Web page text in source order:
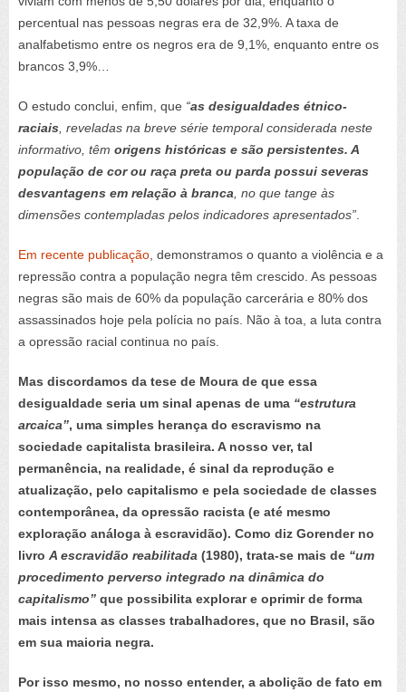
percentual nas pessoas negras era de 32,9%. A taxa de
analfabetismo entre os negros era de 9,1%, enquanto entre os
brancos 3,9%…
O estudo conclui, enfim, que “as desigualdades étnico-
raciais , reveladas na breve série temporal considerada neste
informativo, têm origens históricas e são persistentes. A
população de cor ou raça preta ou parda possui severas
desvantagens em relação à branca , no que tange às
dimensões contempladas pelos indicadores apresentados”
Em recente publicação , demonstramos o quanto a violência e a
repressão contra a população negra têm crescido. As pessoas
negras são mais de 60% da população carcerária e 80% dos
assassinados hoje pela polícia no país. Não à toa, a luta contra
a opressão racial continua no país.
Mas discordamos da tese de Moura de que essa
desigualdade seria um sinal apenas de uma “estrutura
arcaica”, uma simples herança do escravismo na
sociedade capitalista brasileira. A nosso ver, tal
permanência, na realidade, é sinal da reprodução e
atualização, pelo capitalismo e pela sociedade de classes
contemporânea, da opressão racista (e até mesmo
exploração análoga à escravidão). Como diz Gorender no
livro A escravidão reabilitada (1980), trata-se mais de “um
procedimento perverso integrado na dinâmica do
capitalismo” que possibilita explorar e oprimir de forma
mais intensa as classes trabalhadores, que no Brasil, são
em sua maioria negra.
Por isso mesmo, no nosso entender, a abolição de fato em